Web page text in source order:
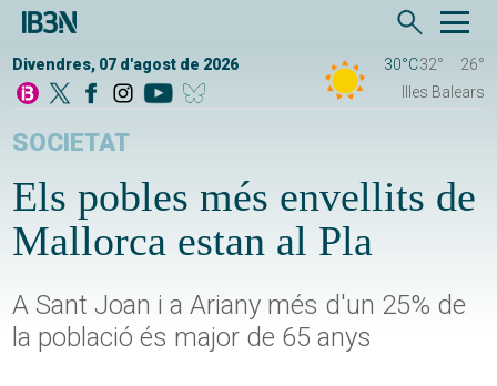
Divendres, 07 d'agost de 2026 30°C32°
26°
Illes Balears
SOCIETAT
Els pobles més envellits de
Mallorca estan al Pla
A Sant Joan i a Ariany més d'un 25% de
la població és major de 65 anys